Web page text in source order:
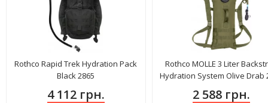
Rothco Rapid Trek Hydration Pack
Black 2865
4 112 грн.
Rothco MOLLE 3 Liter
Hydration System Olive Drab
2 588 грн.